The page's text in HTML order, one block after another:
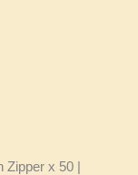
x 50 |